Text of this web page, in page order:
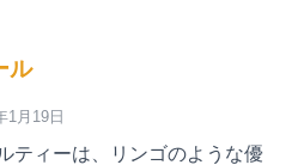
ル
1月19日
ティーは、リンゴのような優